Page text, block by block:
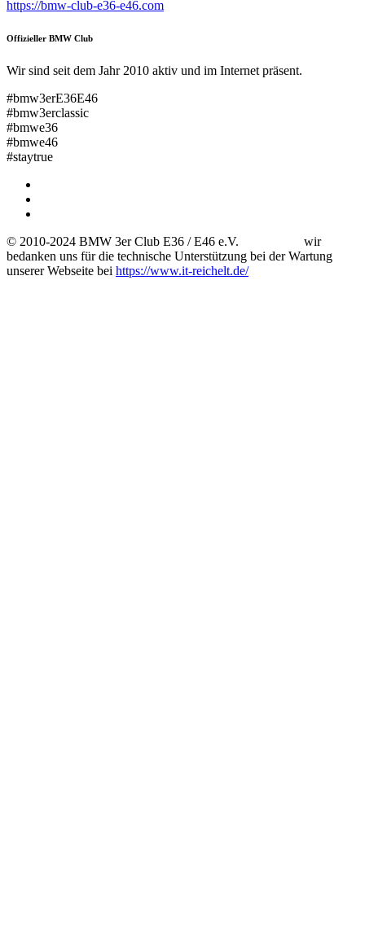
https://bmw-club-e36-e46.com
Offizieller BMW Club
Wir sind seit dem Jahr 2010 aktiv und im Internet präsent.
#bmw3erE36E46
#bmw3erclassic
#bmwe36
#bmwe46
#staytrue
© 2010-2024 BMW 3er Club E36 / E46 e.V. wir
bedanken uns für die technische Unterstützung bei der Wartung
unserer Webseite bei https://www.it-reichelt.de/